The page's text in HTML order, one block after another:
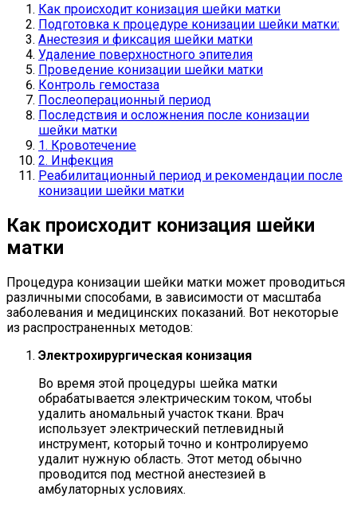
Как происходит конизация шейки матки
Подготовка к процедуре конизации шейки матки:
Анестезия и фиксация шейки матки
Удаление поверхностного эпителия
Проведение конизации шейки матки
Контроль гемостаза
Послеоперационный период
Последствия и осложнения после конизации
шейки матки
1. Кровотечение
2. Инфекция
Реабилитационный период и рекомендации после
конизации шейки матки
Как происходит конизация шейки
матки
Процедура конизации шейки матки может проводиться
различными способами, в зависимости от масштаба
заболевания и медицинских показаний. Вот некоторые
из распространенных методов:
Электрохирургическая конизация
Во время этой процедуры шейка матки
обрабатывается электрическим током, чтобы
удалить аномальный участок ткани. Врач
использует электрический петлевидный
инструмент, который точно и контролируемо
удалит нужную область. Этот метод обычно
проводится под местной анестезией в
амбулаторных условиях.